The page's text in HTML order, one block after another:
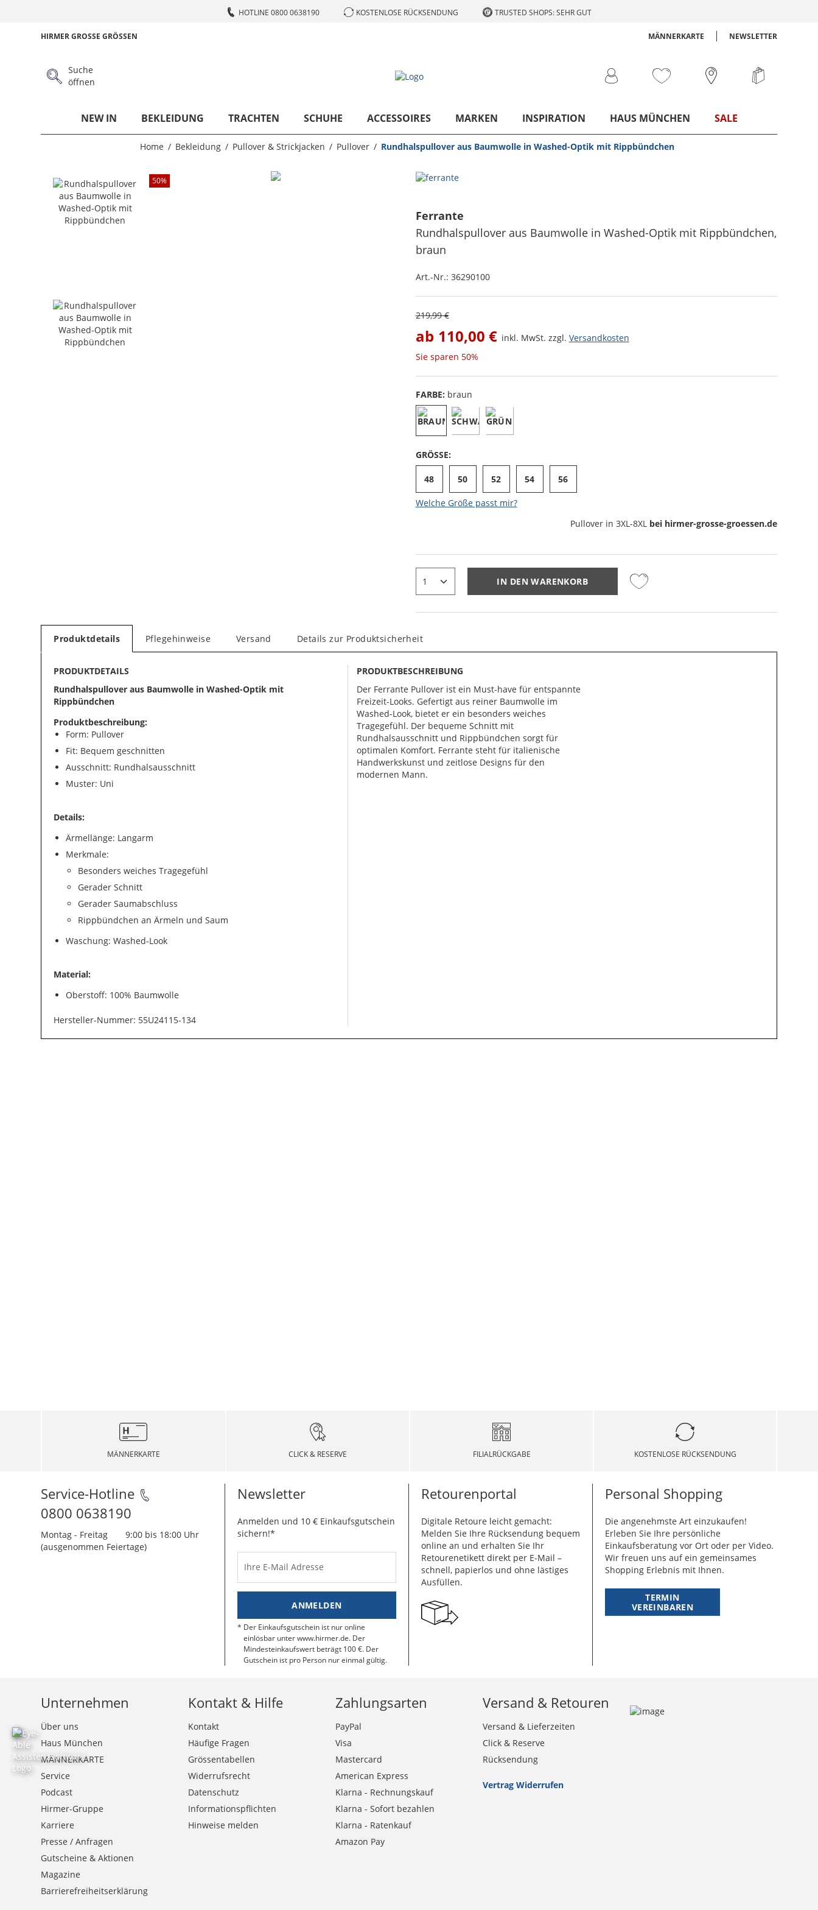
HOTLINE 0800 0638190 KOSTENLOSE RÜCKSENDUNG TRUSTED SHOPS: SEHR GUT
HIRMER GROSSE GRÖSSEN MÄNNERKARTE NEWSLETTER
Suche
öffnen
NEW IN BEKLEIDUNG TRACHTEN SCHUHE ACCESSOIRES MARKEN INSPIRATION HAUS MÜNCHEN SALE
Home Bekleidung Pullover & Strickjacken Pullover Rundhalspullover aus Baumwolle in Washed-Optik mit Rippbündchen
50%
Ferrante
Rundhalspullover aus Baumwolle in Washed-Optik mit Rippbündchen,
braun
Art.-Nr.: 36290100
219,99 €
ab 110,00 € inkl. MwSt. zzgl. Versandkosten
Sie sparen 50%
FARBE: braun
GRÖSSE:
48 50 52 54 56
Welche Größe passt mir?
Pullover in 3XL-8XL bei hirmer-grosse-groessen.de
IN DEN WARENKORB
Produktdetails Pflegehinweise Versand Details zur Produktsicherheit
PRODUKTDETAILS
Rundhalspullover aus Baumwolle in Washed-Optik mit
Rippbündchen
Produktbeschreibung:
Form: Pullover
Fit: Bequem geschnitten
Ausschnitt: Rundhalsausschnitt
Muster: Uni
Details:
Ärmellänge: Langarm
Merkmale:
Besonders weiches Tragegefühl
Gerader Schnitt
Gerader Saumabschluss
Rippbündchen an Ärmeln und Saum
Waschung: Washed-Look
Material:
Oberstoff: 100% Baumwolle
Hersteller-Nummer: 55U24115-134
PRODUKTBESCHREIBUNG
Der Ferrante Pullover ist ein Must-have für entspannte
Freizeit-Looks. Gefertigt aus reiner Baumwolle im
Washed-Look, bietet er ein besonders weiches
Tragegefühl. Der bequeme Schnitt mit
Rundhalsausschnitt und Rippbündchen sorgt für
optimalen Komfort. Ferrante steht für italienische
Handwerkskunst und zeitlose Designs für den
modernen Mann.
MÄNNERKARTE CLICK & RESERVE FILIALRÜCKGABE KOSTENLOSE RÜCKSENDUNG
Service-Hotline
0800 0638190
Montag - Freitag
9:00 bis 18:00 Uhr
(ausgenommen Feiertage)
Newsletter
Anmelden und 10 € Einkaufsgutschein
sichern!*
Ihre E-Mail Adresse
ANMELDEN
Der Einkaufsgutschein ist nur online
einlösbar unter www.hirmer.de. Der
Mindesteinkaufswert beträgt 100 €. Der
Gutschein ist pro Person nur einmal gültig.
Retourenportal
Digitale Retoure leicht gemacht:
Melden Sie Ihre Rücksendung bequem
online an und erhalten Sie Ihr
Retourenetikett direkt per E-Mail –
schnell, papierlos und ohne lästiges
Ausfüllen.
Personal Shopping
Die angenehmste Art einzukaufen!
Erleben Sie Ihre persönliche
Einkaufsberatung vor Ort oder per Video.
Wir freuen uns auf ein gemeinsames
Shopping Erlebnis mit Ihnen.
TERMIN
VEREINBAREN
Unternehmen
Über uns
Haus München
MÄNNERKARTE
Service
Podcast
Hirmer-Gruppe
Karriere
Presse / Anfragen
Gutscheine & Aktionen
Magazine
Barrierefreiheitserklärung
Kontakt & Hilfe
Kontakt
Häufige Fragen
Grössentabellen
Widerrufsrecht
Datenschutz
Informationspflichten
Hinweise melden
Zahlungsarten
PayPal
Visa
Mastercard
American Express
Klarna - Rechnungskauf
Klarna - Sofort bezahlen
Klarna - Ratenkauf
Amazon Pay
Versand & Retouren
Versand & Lieferzeiten
Click & Reserve
Rücksendung
Vertrag Widerrufen